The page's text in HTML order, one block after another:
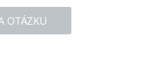
OTÁZKU